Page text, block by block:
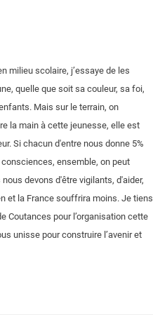
milieu scolaire, j’essaye de les
quelle que soit sa couleur, sa foi,
Mais sur le terrain, on
la main à cette jeunesse, elle est
Si chacun d'entre nous donne 5%
ensemble, on peut
devons d'être vigilants, d'aider,
et la France souffrira moins. Je tiens
Coutances pour l’organisation cette
unisse pour construire l’avenir et